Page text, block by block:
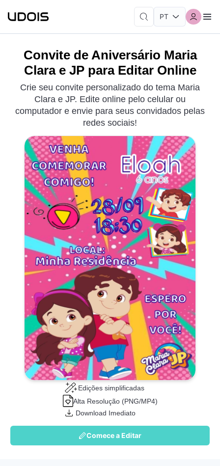
Convite de Aniversário Maria
Clara e JP para Editar Online
Crie seu convite personalizado do tema Maria
Clara e JP. Edite online pelo celular ou
computador e envie para seus convidados pelas
redes sociais!
Edições simplificadas
Alta Resolução (PNG/MP4)
Download Imediato
Comece a Editar